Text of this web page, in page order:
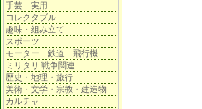
手芸 実用
コレクタブル
趣味・組み立て
スポーツ
モーター 鉄道 飛行機
ミリタリ 戦争関連
歴史・地理・旅行
美術・文学・宗教・建造物
カルチャ